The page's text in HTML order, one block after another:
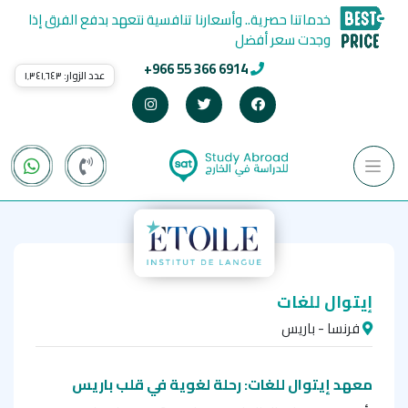
+966 55 366 6914
خدماتنا حصرية.. وأسعارنا تنافسية نتعهد بدفع الفرق إذا
وجدت سعر أفضل
عدد الزوار: ١٬٣٤١٬٦٤٣
إيتوال للغات
فرنسا - باريس
معهد إيتوال للغات: رحلة لغوية في قلب باريس